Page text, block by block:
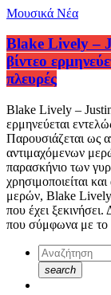
Μουσικά Νέα
Blake Lively –
βίντεο
πλευρές
Blake Lively –
ερμηνεύεται
Παρουσιάζεται ως
αντιμαχόμενων
παρασκήνιο των
χρησιμοποιείται
μερών, Blake Lively
που έχει
που σύμφωνα με το
search